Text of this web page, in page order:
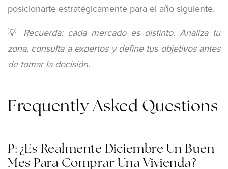
posicionarte estratégicamente para el año siguiente.
💡 Recuerda: cada mercado es distinto. Analiza tu
zona, consulta a expertos y define tus objetivos antes
de tomar la decisión.
Frequently Asked Questions
P: ¿Es Realmente Diciembre Un Buen
Mes Para Comprar Una Vivienda?